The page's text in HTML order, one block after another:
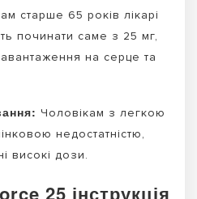
старше 65 років лікарі
починати саме з 25 мг,
на серце та
Чоловікам з легкою
недостатністю,
високі дози.
25 інструкція